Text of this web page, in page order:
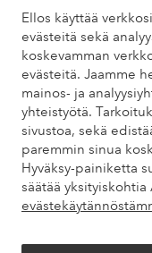
Ellos käyttää
evästeitä sekä
koskevamman
evästeitä. Jaamme
mainos- ja
yhteistyötä.
sivustoa, sekä
paremmin sinua
Hyväksy-painiketta
säätää
Löydät vastaukset
kysytyistä
meihin yhteyttä.
Asiakaspalvelu
Omat sivut